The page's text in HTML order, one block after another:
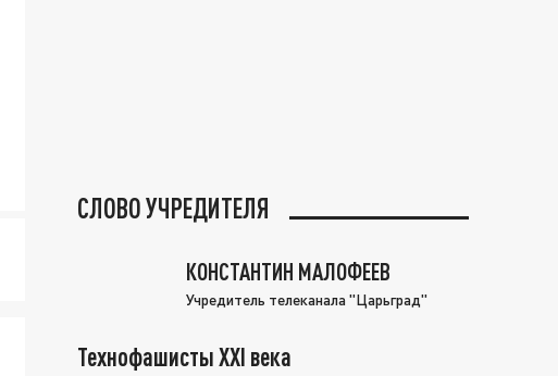
СЛОВО УЧРЕДИТЕЛЯ
КОНСТАНТИН МАЛОФЕЕВ
Учредитель телеканала "Царьград"
Технофашисты XXI века